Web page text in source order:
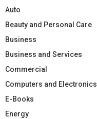
Auto
Beauty and Personal Care
Business
Business and Services
Commercial
Computers and Electronics
E-Books
Energy